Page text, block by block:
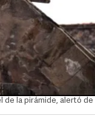
la pirámide, alertó